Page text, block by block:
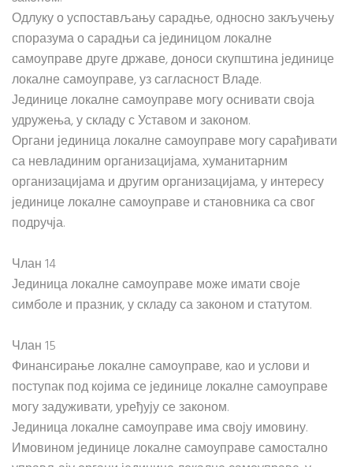
Одлуку о успостављању сарадње, односно закључењу
споразума о сарадњи са јединицом локалне
самоуправе друге државе, доноси скупштина јединице
локалне самоуправе, уз сагласност Владе.
Јединице локалне самоуправе могу оснивати своја
удружења, у складу с Уставом и законом.
Органи јединица локалне самоуправе могу сарађивати
са невладиним организацијама, хуманитарним
организацијама и другим организацијама, у интересу
јединице локалне самоуправе и становника са свог
подручја.
Члан 14
Јединица локалне самоуправе може имати своје
симболе и празник, у складу са законом и статутом.
Члан 15
Финансирање локалне самоуправе, као и услови и
поступак под којима се јединице локалне самоуправе
могу задуживати, уређују се законом.
Јединица локалне самоуправе има своју имовину.
Имовином јединице локалне самоуправе самостално